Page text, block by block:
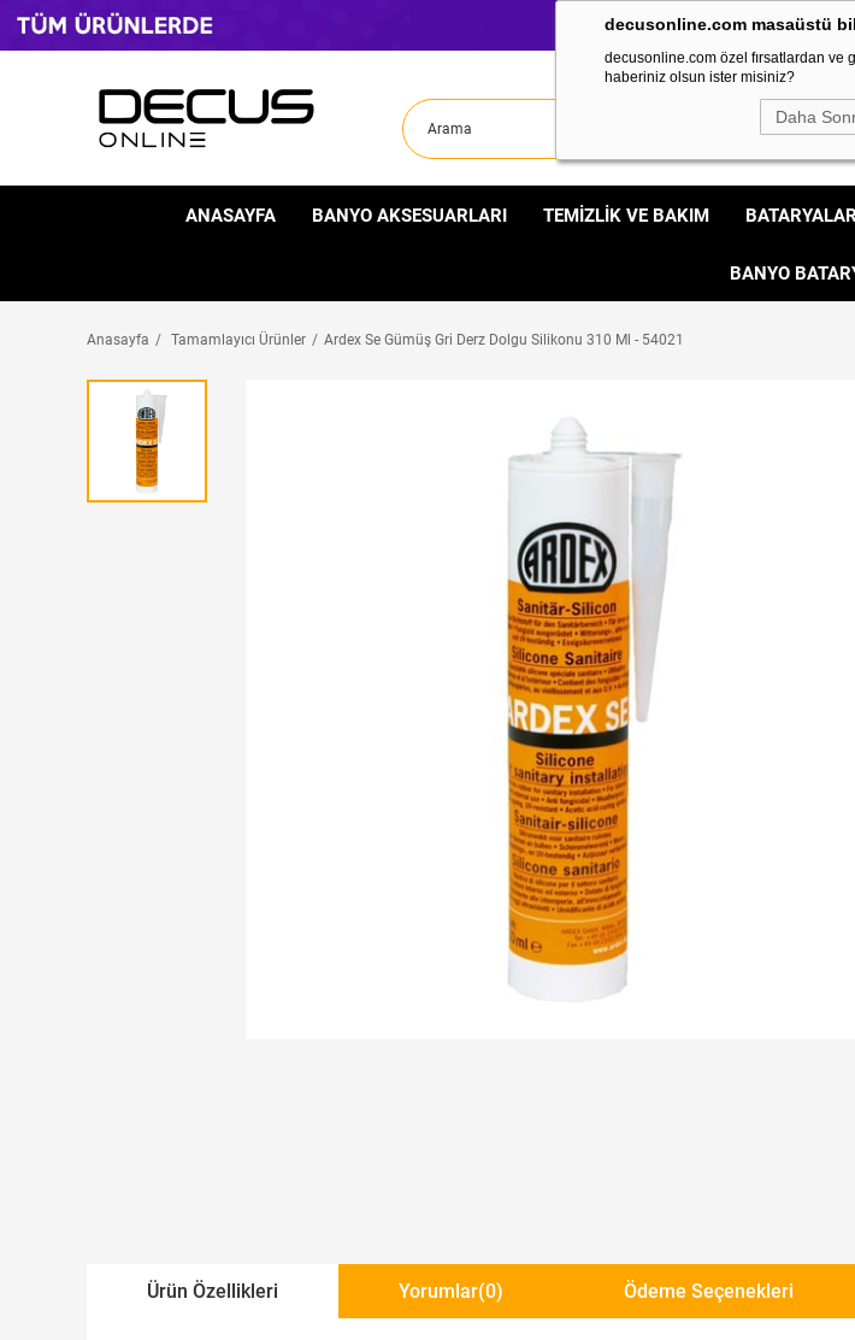
decusonline.com masaüstü
decusonline.com özel fırsatlardan ve
haberiniz olsun ister misiniz?
Daha
ANASAYFA BANYO AKSESUARLARI TEMİZLİK VE BAKIM
BANYO
Anasayfa Tamamlayıcı Ürünler Ardex Se Gümüş Gri Derz Dolgu Silikonu 310 Ml - 54021
Ürün Özellikleri Yorumlar(0) Ödeme Seçenekleri